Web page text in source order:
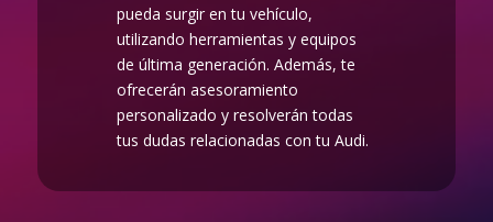
pueda surgir en tu vehículo,
utilizando herramientas y equipos
de última generación. Además, te
ofrecerán asesoramiento
personalizado y resolverán todas
tus dudas relacionadas con tu Audi.